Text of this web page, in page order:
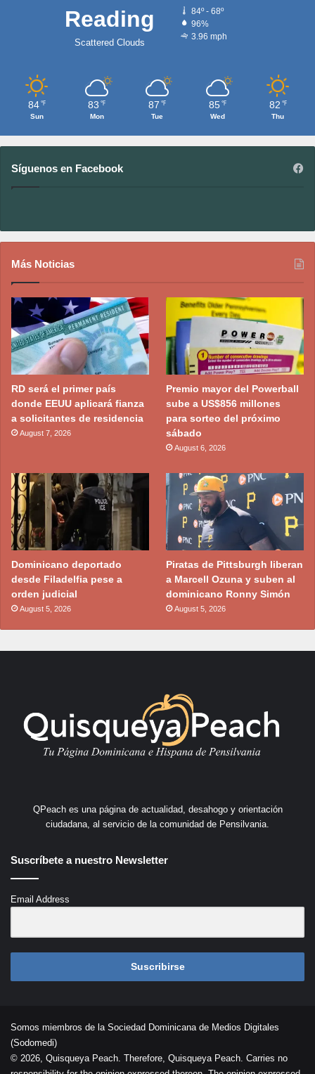
Reading
Scattered Clouds
84º - 68º
96%
3.96 mph
84 ℉
Sun
83 ℉
Mon
87 ℉
Tue
85 ℉
Wed
82 ℉
Thu
Síguenos en Facebook
Más Noticias
RD será el primer país
donde EEUU aplicará fianza
a solicitantes de residencia
August 7, 2026
Premio mayor del Powerball
sube a US$856 millones
para sorteo del próximo
sábado
August 6, 2026
Dominicano deportado
desde Filadelfia pese a
orden judicial
August 5, 2026
Piratas de Pittsburgh liberan
a Marcell Ozuna y suben al
dominicano Ronny Simón
August 5, 2026
QPeach es una página de actualidad, desahogo y orientación
ciudadana, al servicio de la comunidad de Pensilvania.
Suscríbete a nuestro Newsletter
Email Address
Suscribirse
Somos miembros de la Sociedad Dominicana de Medios Digitales
(Sodomedi)
© 2026, Quisqueya Peach. Therefore, Quisqueya Peach. Carries no